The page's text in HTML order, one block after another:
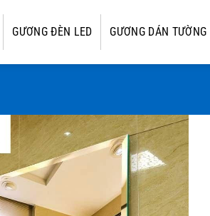
GƯƠNG ĐÈN LED GƯƠNG DÁN TƯỜNG